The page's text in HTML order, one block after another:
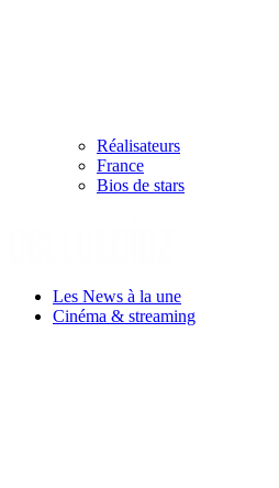
Réalisateurs
France
Bios de stars
Les News à la une
Cinéma & streaming